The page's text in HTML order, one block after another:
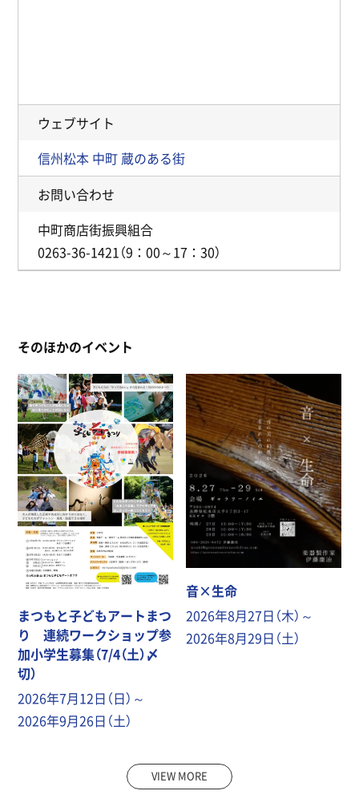
ウェブサイト
信州松本 中町 蔵のある街
お問い合わせ
中町商店街振興組合
0263-36-1421（9：00～17：30）
そのほかのイベント
まつもと子どもアートまつ
り 連続ワークショップ参
加小学生募集（7/4（土）〆
切）
2026年7月12日（日）～
2026年9月26日（土）
音×生命
2026年8月27日（木）～
2026年8月29日（土）
VIEW MORE